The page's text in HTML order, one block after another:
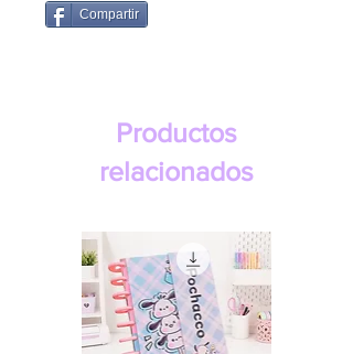
Compartir
Productos
relacionados